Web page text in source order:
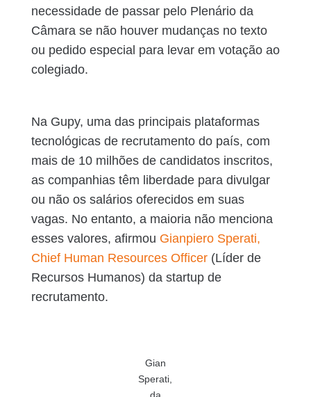
necessidade de passar pelo Plenário da
Câmara se não houver mudanças no texto
ou pedido especial para levar em votação ao
colegiado.
Na Gupy, uma das principais plataformas
tecnológicas de recrutamento do país, com
mais de 10 milhões de candidatos inscritos,
as companhias têm liberdade para divulgar
ou não os salários oferecidos em suas
vagas. No entanto, a maioria não menciona
esses valores, afirmou Gianpiero Sperati,
Chief Human Resources Officer (Líder de
Recursos Humanos) da startup de
recrutamento.
Gian
Sperati,